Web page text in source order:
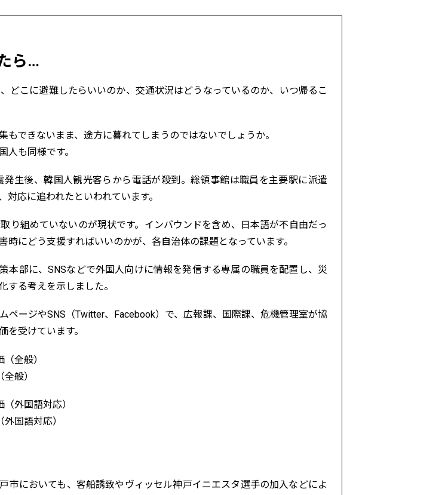
ら…
どこに避難したらいいのか、交通状況はどうなっているのか、いつ帰るこ
できないまま、途方に暮れてしまうのではないでしょうか。
も同様です。
生後、韓国人観光客らから電話が殺到。総領事館は職員を主要駅に派遣
応に追われたといわれています。
り組めていないのが現状です。インバウンドを含め、日本語が不自由だっ
にどう支援すればいいのかが、各自治体の課題となっています。
本部に、SNSなどで外国人向けに情報を発信する専属の職員を配置し、災
する考えを示しました。
ページやSNS（Twitter、Facebook）で、広報課、国際課、危機管理室が協
受けています。
般）
国語対応）
市においても、客船誘致やヴィッセル神戸イニエスタ選手の加入などによ